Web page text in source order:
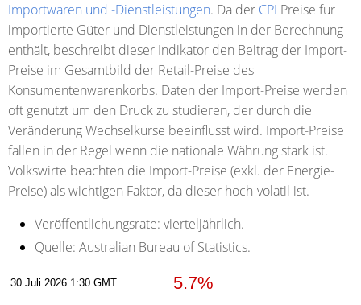
Importwaren und -Dienstleistungen. Da der CPI Preise für
importierte Güter und Dienstleistungen in der Berechnung
enthält, beschreibt dieser Indikator den Beitrag der Import-
Preise im Gesamtbild der Retail-Preise des
Konsumentenwarenkorbs. Daten der Import-Preise werden
oft genutzt um den Druck zu studieren, der durch die
Veränderung Wechselkurse beeinflusst wird. Import-Preise
fallen in der Regel wenn die nationale Währung stark ist.
Volkswirte beachten die Import-Preise (exkl. der Energie-
Preise) als wichtigen Faktor, da dieser hoch-volatil ist.
Veröffentlichungsrate: vierteljährlich.
Quelle: Australian Bureau of Statistics.